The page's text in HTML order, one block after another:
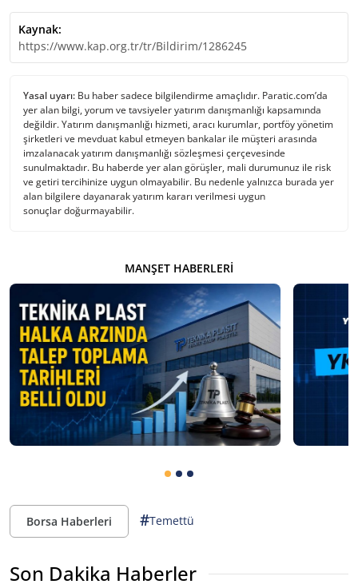
Kaynak:
https://www.kap.org.tr/tr/Bildirim/1286245
Yasal uyarı: Bu haber sadece bilgilendirme amaçlıdır. Paratic.com’da
yer alan bilgi, yorum ve tavsiyeler yatırım danışmanlığı kapsamında
değildir. Yatırım danışmanlığı hizmeti, aracı kurumlar, portföy yönetim
şirketleri ve mevduat kabul etmeyen bankalar ile müşteri arasında
imzalanacak yatırım danışmanlığı sözleşmesi çerçevesinde
sunulmaktadır. Bu haberde yer alan görüşler, mali durumunuz ile risk
ve getiri tercihinize uygun olmayabilir. Bu nedenle yalnızca burada yer
alan bilgilere dayanarak yatırım kararı verilmesi uygun
sonuçlar doğurmayabilir.
MANŞET HABERLERI
Borsa Haberleri #Temettü
Son Dakika Haberler